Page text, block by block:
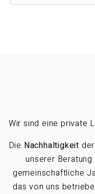
Wir sind eine private
Die Nachhaltigkeit
unserer
gemeinschaftliche
das von uns